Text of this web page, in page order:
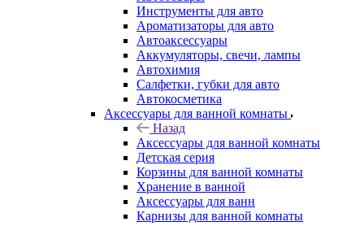
Инструменты для авто
Ароматизаторы для авто
Автоаксессуары
Аккумуляторы, свечи, лампы
Автохимия
Салфетки, губки для авто
Автокосметика
Аксессуары для ванной комнаты
Назад
Аксессуары для ванной комнаты
Детская серия
Корзины для ванной комнаты
Хранение в ванной
Аксессуары для ванн
Карнизы для ванной комнаты